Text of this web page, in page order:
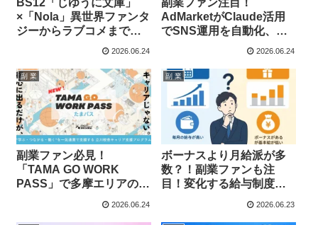
×「Nola」異世界ファンタ
ジーからラブコメまで！
あなたの作品が電子書籍
ス！
2026.06.24
AdMarketがClaude活用
でSNS運用を自動化、低
コスト・低工数でプロ品
2026.06.24
副 業
副業ファン必見！
「TAMA GO WORK
PASS」で多摩エリアのク
リエイティブキャリアを
2026.06.24
副 業
ボーナスより月給派が多
数？！副業ファンも注
目！変化する給与制度と
賢い資産形成のヒント
2026.06.23